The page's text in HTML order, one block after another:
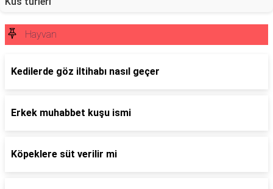
Hayvan
Kedilerde göz iltihabı nasıl geçer
Erkek muhabbet kuşu ismi
Köpeklere süt verilir mi